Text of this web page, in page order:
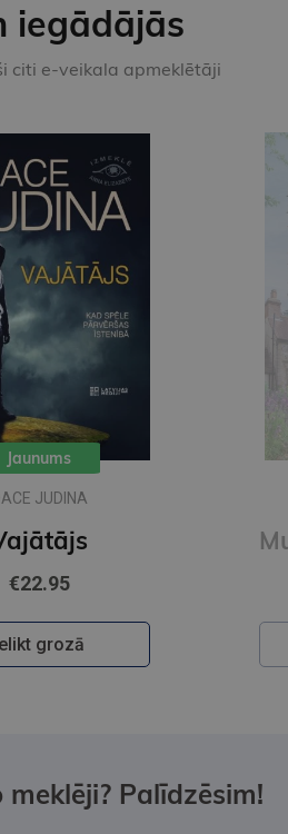
iegādājās
citi e-veikala apmeklētāji
Jaunums
JUDINA
€22.95
grozā
Palīdzēsim!